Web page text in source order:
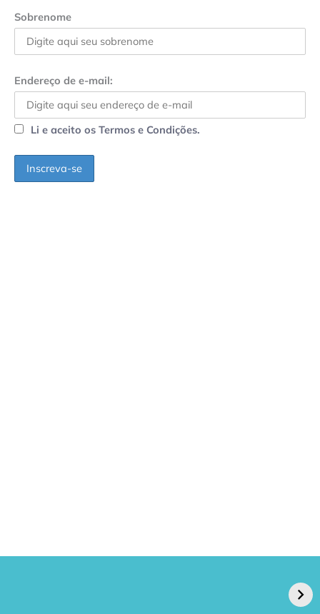
Sobrenome
Endereço de e-mail:
Li e aceito os Termos e Condições.
caso de superfungo